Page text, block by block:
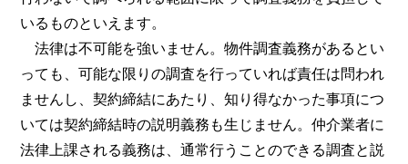
いるものといえます。
法律は不可能を強いません。物件調査義務があるとい
っても、可能な限りの調査を行っていれば責任は問われ
ませんし、契約締結にあたり、知り得なかった事項につ
いては契約締結時の説明義務も生じません。仲介業者に
法律上課される義務は、通常行うことのできる調査と説